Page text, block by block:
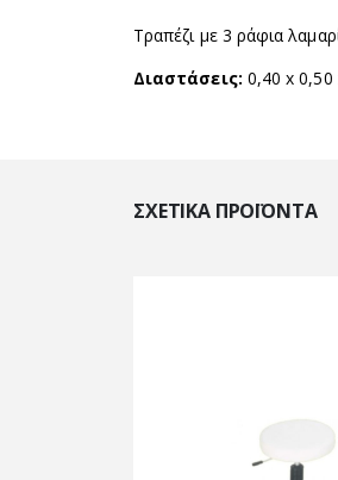
Τραπέζι με 3 ράφια
Διαστάσεις: 0,40 x 0,50
ΣΧΕΤΙΚΆ ΠΡΟΪΌΝΤΑ